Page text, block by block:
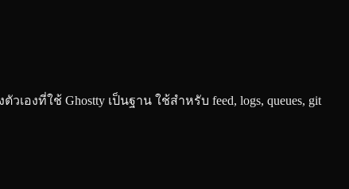
ที่ใช้ Ghostty เป็นฐาน ใช้สำหรับ feed, logs, queues, git